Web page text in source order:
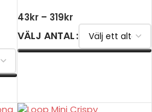
43kr – 319kr
VÄLJ ANTAL